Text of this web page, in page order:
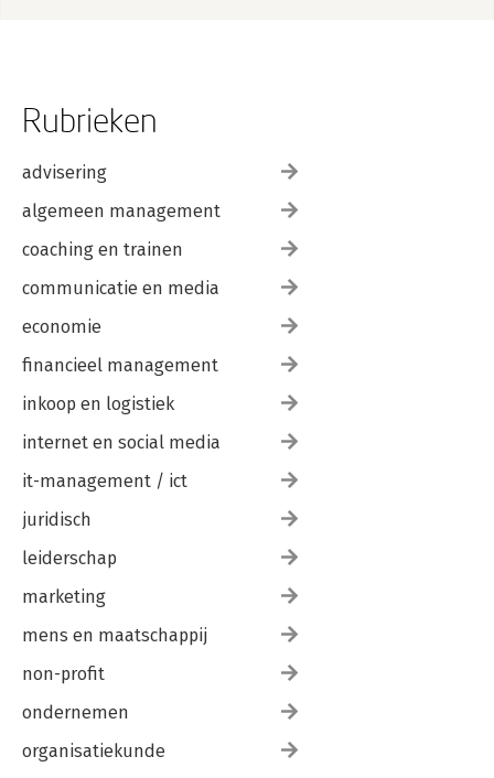
Rubrieken
advisering
algemeen management
coaching en trainen
communicatie en media
economie
financieel management
inkoop en logistiek
internet en social media
it-management / ict
juridisch
leiderschap
marketing
mens en maatschappij
non-profit
ondernemen
organisatiekunde